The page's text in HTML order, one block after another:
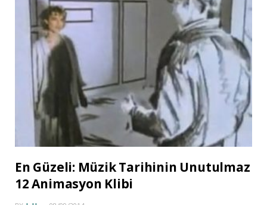
En Güzeli: Müzik Tarihinin Unutulmaz
12 Animasyon Klibi